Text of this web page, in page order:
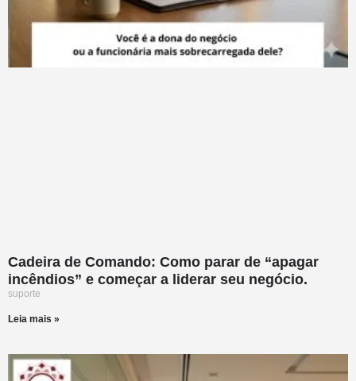
Cadeira de Comando: Como parar de “apagar
incêndios” e começar a liderar seu negócio.
suporte
Leia mais »